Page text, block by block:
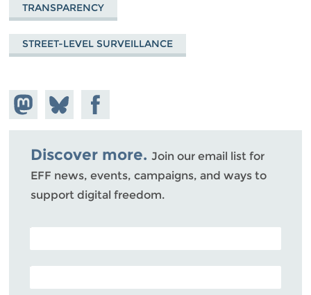
TRANSPARENCY
STREET-LEVEL SURVEILLANCE
Share on
Mastodon
Share
on
Bluesky
Share on
Facebook
Discover more. Join our email list for
EFF news, events, campaigns, and ways to
support digital freedom.
POSTAL CODE (OPTIONAL)
EMAIL ADDRESS